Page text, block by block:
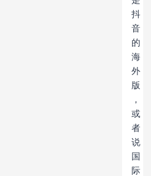
抖
音
的
海
外
版
，
或
者
说
国
际